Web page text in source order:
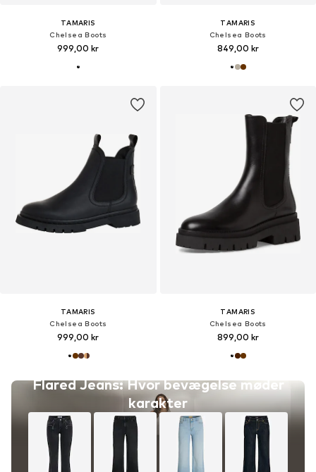
TAMARIS
Chelsea Boots
999,00 kr
TAMARIS
Chelsea Boots
849,00 kr
TAMARIS
Chelsea Boots
999,00 kr
Flared Jeans: Hvor bevægelse møder
karakter
TAMARIS
Chelsea Boots
899,00 kr